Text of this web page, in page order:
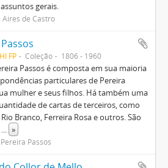
gerais.
Aires de Castro
FP Coleção 1806 - 1960
Passos é composta em sua maioria
particulares de Pereira
mulher e seus filhos. Há também uma
de cartas de terceiros, como
Branco, Ferreira Rosa e outros. São
... »
Passos